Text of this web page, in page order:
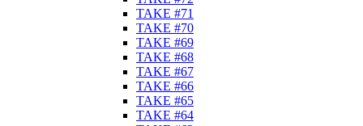
TAKE #71
TAKE #70
TAKE #69
TAKE #68
TAKE #67
TAKE #66
TAKE #65
TAKE #64